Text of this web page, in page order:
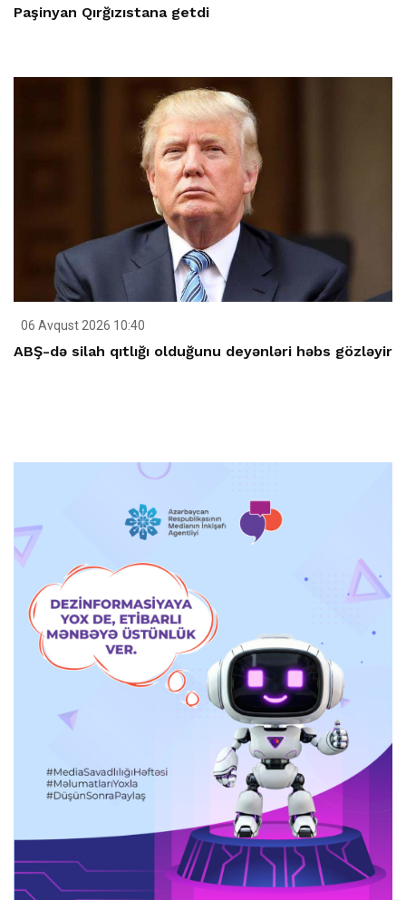
Paşinyan Qırğızıstana getdi
06 Avqust 2026 10:40
ABŞ-də silah qıtlığı olduğunu deyənləri həbs gözləyir